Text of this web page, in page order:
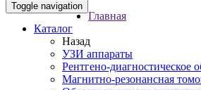
Toggle navigation
Главная
Каталог
Назад
УЗИ аппараты
Рентгено-диагностическое
Магнитно-резонансная